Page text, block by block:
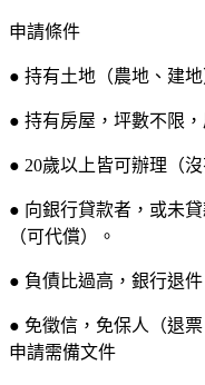
申請條件
● 持有土地（農地、建地
● 持有房屋，坪數不限，
● 20歲以上皆可辦理（
● 向銀行貸款者，或未
（可代償）。
● 負債比過高，銀行退
● 免徵信，免保人（退
申請需備文件